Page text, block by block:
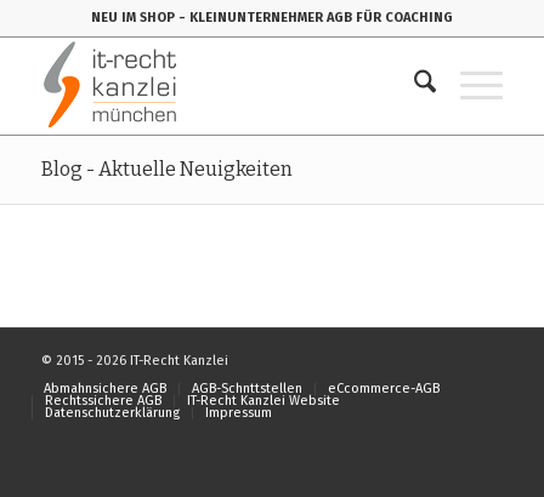
NEU IM SHOP - KLEINUNTERNEHMER AGB FÜR COACHING
Blog - Aktuelle Neuigkeiten
© 2015 - 2026 IT-Recht Kanzlei
Abmahnsichere AGB
AGB-Schnttstellen eCcommerce-AGB
Rechtssichere AGB IT-Recht Kanzlei Website
Datenschutzerklärung Impressum